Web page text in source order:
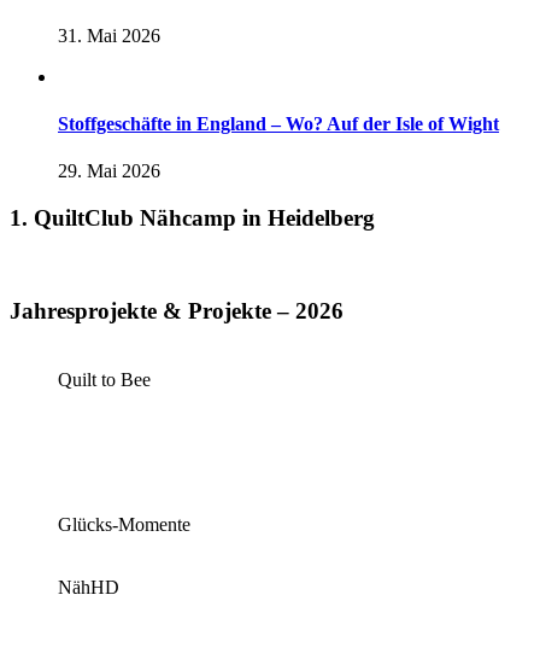
31. Mai 2026
Stoffgeschäfte in England – Wo? Auf der Isle of Wight
29. Mai 2026
1. QuiltClub Nähcamp in Heidelberg
Jahresprojekte & Projekte – 2026
Quilt to Bee
Glücks-Momente
NähHD